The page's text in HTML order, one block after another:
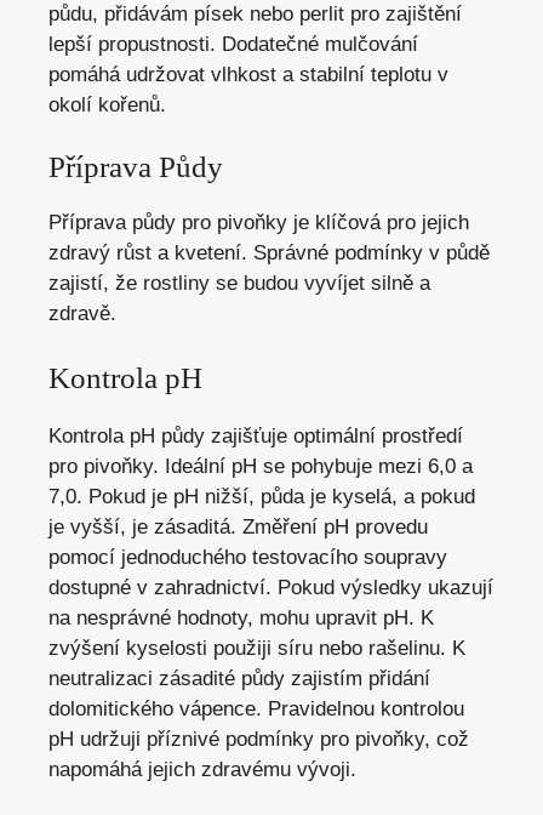
půdu, přidávám písek nebo perlit pro zajištění
lepší propustnosti. Dodatečné mulčování
pomáhá udržovat vlhkost a stabilní teplotu v
okolí kořenů.
Příprava Půdy
Příprava půdy pro pivoňky je klíčová pro jejich
zdravý růst a kvetení. Správné podmínky v půdě
zajistí, že rostliny se budou vyvíjet silně a
zdravě.
Kontrola pH
Kontrola pH půdy zajišťuje optimální prostředí
pro pivoňky. Ideální pH se pohybuje mezi 6,0 a
7,0. Pokud je pH nižší, půda je kyselá, a pokud
je vyšší, je zásaditá. Změření pH provedu
pomocí jednoduchého testovacího soupravy
dostupné v zahradnictví. Pokud výsledky ukazují
na nesprávné hodnoty, mohu upravit pH. K
zvýšení kyselosti použiji síru nebo rašelinu. K
neutralizaci zásadité půdy zajistím přidání
dolomitického vápence. Pravidelnou kontrolou
pH udržuji příznivé podmínky pro pivoňky, což
napomáhá jejich zdravému vývoji.